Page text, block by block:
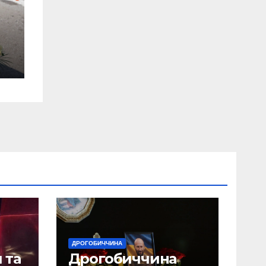
ДРОГОБИЧЧИНА
Дрогобиччина